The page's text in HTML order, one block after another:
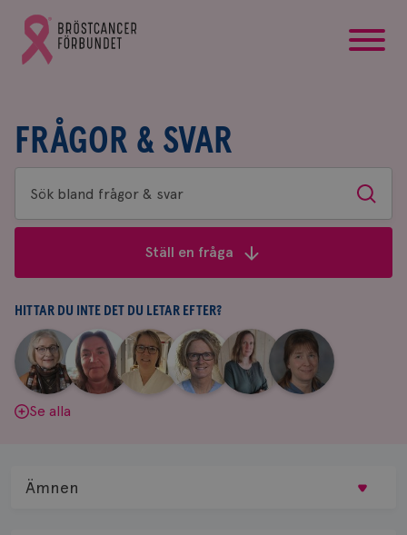
Gå
till
Bröstcancerförbundets
FRÅGOR & SVAR
Sök
bland
&
svar
Sök
Ställ en fråga
HITTAR DU INTE DET DU LETAR EFTER?
Aina
Johnsson
|
Anne
Andersson
Fredrika
Killander
|
Jeanette
Bäcklund
|
Maria
Edegran
|
Yvette
Andersson
Se alla
Ämnen